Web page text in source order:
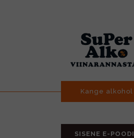
Kange alkohol
SISENE E-POODI